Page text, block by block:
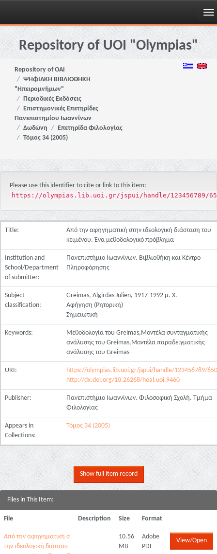
Skip
navigationRepository of UOI "Olympias"
Repository of OAI
ΨΗΦΙΑΚΗ ΒΙΒΛΙΟΘΗΚΗ
"Ηπειρομνήμων"
Περιοδικές Εκδόσεις
Επιστημονικές Επετηρίδες
Πανεπιστημίου Ιωαννίνων
Δωδώνη
Επετηρίδα Φιλολογίας
Τόμος 34 (2005)
Please use this identifier to cite or link to this item:
https://olympias.lib.uoi.gr/jspui/handle/123456789/
Title:
Από την αφηγηματική στην ιδεολογική διάσταση του
κειμένου. Ένα μεθοδολογικό πρόβλημα
Institution and
School/Department
of submitter:
Πανεπιστήμιο Ιωαννίνων. Βιβλιοθήκη και Κέντρο
Πληροφόρησης
Subject
classification:
Greimas, Algirdas Julien, 1917-1992 μ. Χ.
Αφήγηση (Ρητορική)
Σημειωτική
Keywords:
Μεθοδολογία του Greimas,Μοντέλα συνταγματικής
ανάλυσης του Greimas,Μοντέλα παραδειγματικής
ανάλυσης του Greimas
URI:
https://olympias.lib.uoi.gr/jspui/handle/123456789/
http://dx.doi.org/10.26268/heal.uoi.9460
Publisher:
Πανεπιστήμιο Ιωαννίνων. Φιλοσοφική Σχολή. Τμήμα
Φιλολογίας
Appears in
Collections:
Τόμος 34 (2005)
Show full item record
Files in This Item:
File Description Size Format
Από την αφηγηματική σ
την ιδεολογική διάστασ
10.56
MB
Adobe
PDF
View/Open